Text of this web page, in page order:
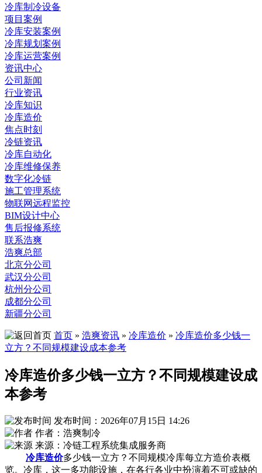
冷库制冷设备
项目案例
冷库安装案例
冷库规划案例
冷库运营案例
资讯中心
公司新闻
行业资讯
冷库知识
冷库造价
焦点时刻
冷链资讯
冷库自动化
冷库维修保养
数字化冷链
施工管理系统
物联网远程监控
BIM设计中心
售后报修系统
联系浩爽
浩爽总部
北京分公司
武汉分公司
杭州分公司
成都分公司
新疆分公司
首页 » 浩爽资讯 » 冷库造价 » 冷库造价多少钱一
立方？不同规模建设成本参考
冷库造价多少钱一立方？不同规模建设成
本参考
发布时间：2026年07月15日 14:26
作者：浩爽制冷
来源：冷链工程系统集成服务商
冷库造价多少钱一立方？不同规模冷库每立方造价表概
览。冷库，这一多功能设施，在各行各业中扮演着不可或缺的